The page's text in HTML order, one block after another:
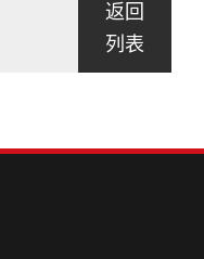
返回
列表